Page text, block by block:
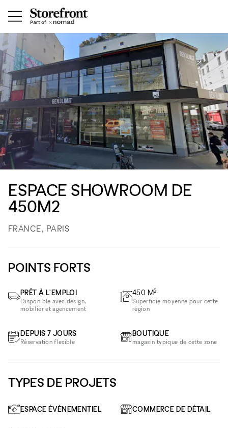
ESPACE SHOWROOM DE
450M2
FRANCE, PARIS
POINTS FORTS
PRÊT À L'EMPLOI
Disponible avec design,
mobilier et agencement
DEPUIS 7 JOURS
Réservation flexible
450 M2
Superficie moyenne pour cette
région
BOUTIQUE
magasin typique de cette zone
TYPES DE PROJETS
ESPACE ÉVÉNEMENTIEL COMMERCE DE DÉTAIL